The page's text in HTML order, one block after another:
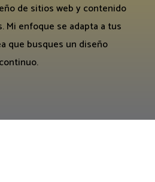
de sitios web y contenido
Mi enfoque se adapta a tus
que busques un diseño